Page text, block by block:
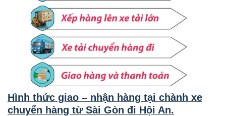
Hình thức giao – nhận hàng tại chành xe
chuyển hàng từ Sài Gòn đi Hội An.